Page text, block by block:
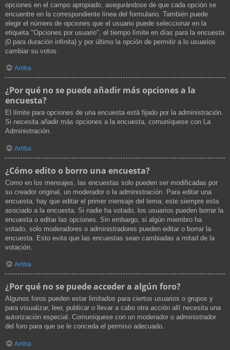
opciones en el campo apropiado, asegurándose de que cada opción se
encuentre en la correspondiente línea del formulario. También puede
elegir el número de opciones que el usuario puede seleccionar en la
etiqueta "Opciones por usuario", el tiempo límite en días para la encuesta
(0 para duración infinita) y por último la opción de permitir a lo usuarios
cambiar su votos.
Arriba
¿Por qué no se puede añadir más opciones a la
encuesta?
El límite para opciones de una encuesta está fijado por la administración.
Si necesita añadir más opciones a la encuesta, comuníquese con La
Administración.
Arriba
¿Cómo edito o borro una encuesta?
Como en los mensajes, las encuestas solo pueden ser modificadas por
su creador original, un moderador o la administración. Para editar una
encuesta, hay que editar el primer mensaje del tema; este siempre esta
asociado a la encuesta. Si nadie ha votado, los usuarios pueden borrar la
encuesta o editar las opciones. Sin embargo, si algún miembro ha
votado, solo moderadores o administradores pueden editar o borrar la
encuesta. Esto evita que las encuestas sean cambiadas a mitad de la
votación.
Arriba
¿Por qué no se puede acceder a algún foro?
Algunos foros pueden estar limitados para ciertos usuarios o grupos y
para visualizar, leer, publicar o llevar a cabo otra acción allí necesita una
autorización especial. Comuníquese con un moderador o administrador
del foro para que se le conceda el permiso adecuado.
Arriba